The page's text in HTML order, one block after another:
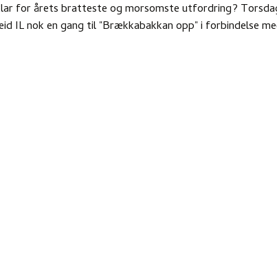
for årets bratteste og morsomste utfordring?
IL nok en gang til "Brækkabakkan opp" i forbindelse